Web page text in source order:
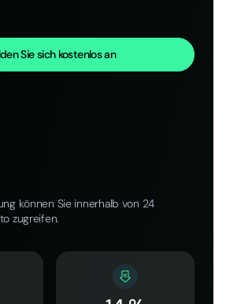
Sie sich kostenlos an
können Sie innerhalb von 24
zugreifen.